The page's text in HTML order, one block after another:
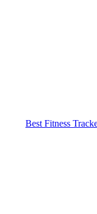
9 Best Fitness